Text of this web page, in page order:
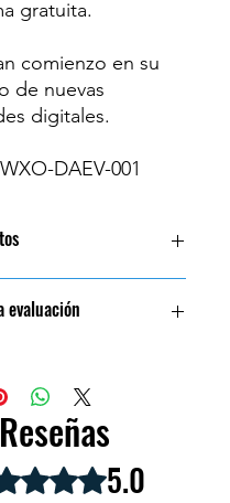
gratuita.
comienzo en su
de nuevas
digitales.
DAEV-001
de Internet
evaluación
Reseñas
5 de 5 estrellas.
5.0